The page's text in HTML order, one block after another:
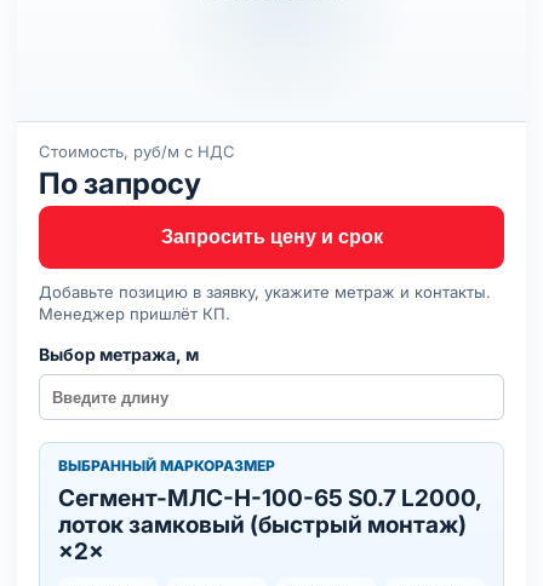
Стоимость, руб/м с НДС
По запросу
Запросить цену и срок
Добавьте позицию в заявку, укажите метраж и контакты.
Менеджер пришлёт КП.
Выбор метража, м
ВЫБРАННЫЙ МАРКОРАЗМЕР
Сегмент-МЛC-Н-100-65 S0.7 L2000,
лоток замковый (быстрый монтаж)
×2×